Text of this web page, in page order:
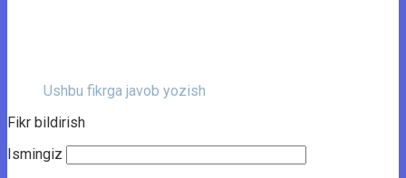
Ushbu fikrga javob yozish
Fikr bildirish
Ismingiz